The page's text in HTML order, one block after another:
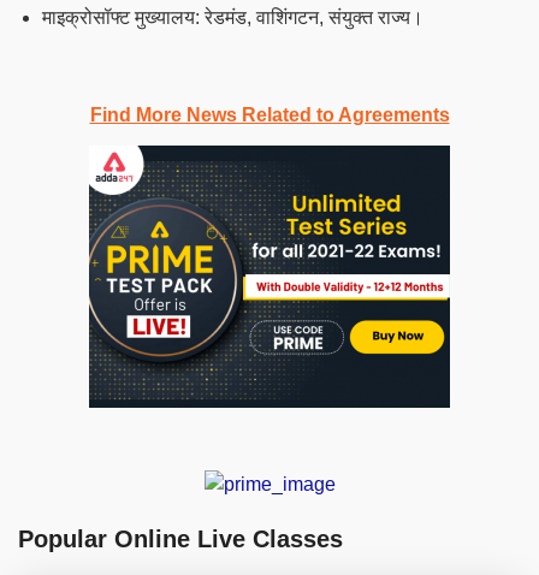
माइक्रोसॉफ्ट मुख्यालय: रेडमंड, वाशिंगटन, संयुक्त राज्य।
Find More News Related to Agreements
Popular Online Live Classes